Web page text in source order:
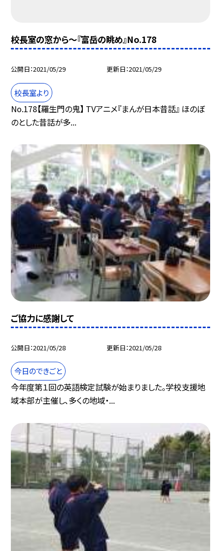
校長室の窓から〜『富岳の眺め』No.178
公開日 2021/05/29 更新日 2021/05/29
校長室より
No.178【羅生門の鬼】 TVアニメ『まんが日本昔話』 ほのぼ
のとした昔話が多...
ご協力に感謝して
公開日 2021/05/28 更新日 2021/05/28
今日のできごと
今年度第１回の英語検定試験が始まりました。学校支援地
域本部が主催し、多くの地域・...